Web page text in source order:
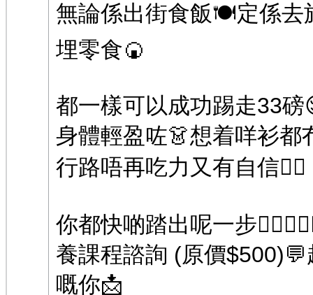
無論係出街食飯🍽️定係去
埋零食🍘
都一樣可以成功踢走33磅
身體輕盈咗👗想着咩衫都
行路唔再吃力又有自信❤️‍🔥
你都快啲踏出呢一步
養課程諮詢 (原價
嘅你📩